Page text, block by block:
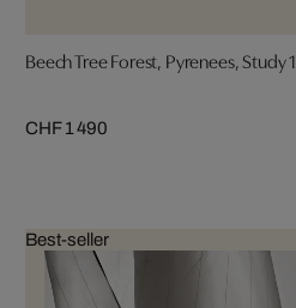
Beech Tree Forest, Pyrenees, Study 1
CHF 1 490
Best-seller